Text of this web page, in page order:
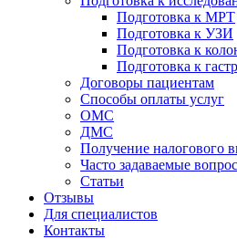
Подготовка к МРТ
Подготовка к УЗИ
Подготовка к
Подготовка к
Договоры пациентам
Способы оплаты услуг
ОМС
ДМС
Получение налогового
Часто задаваемые
Статьи
Отзывы
Для специалистов
Контакты